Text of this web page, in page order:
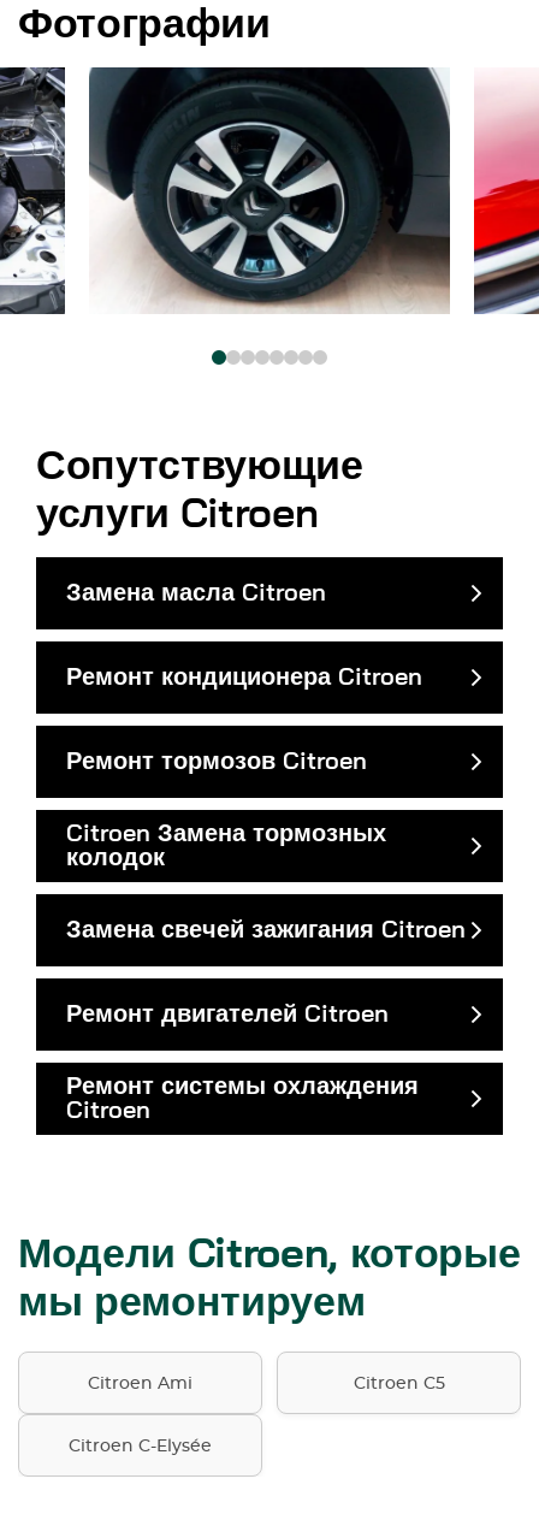
Фотографии
Сопутствующие
услуги Citroen
Замена масла Citroen
Ремонт кондиционера Citroen
Ремонт тормозов Citroen
Citroen Замена тормозных
колодок
Замена свечей зажигания Citroen
Ремонт двигателей Citroen
Ремонт системы охлаждения
Citroen
Модели Citroen, которые
мы ремонтируем
Citroen Ami Citroen C5
Citroen C-Elysée